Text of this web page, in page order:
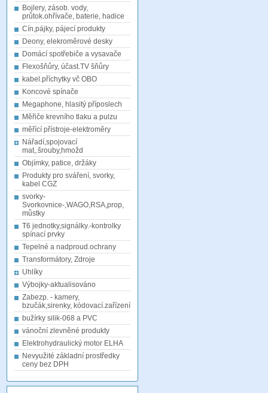
Bojlery, zásob. vody,
průtok.ohřívače, baterie, hadice
Cín,pájky, pájecí produkty
Deony, elekroměrové desky
Domácí spotřebiče a vysavače
Flexošňůry, účast.TV šňůry
kabel.příchytky vč OBO
Koncové spínače
Megaphone, hlasitý příposlech
Měřiče krevního tlaku a pulzu
měřící přístroje-elektroměry
Nářadí,spojovací
mat,.šrouby,hmožd
Objímky, patice, držáky
Produkty pro sváření, svorky,
kabel CGZ
svorky-
Svorkovnice-,WAGO,RSA,prop,
můstky
T6 jednotky,signálky.-kontrolky
spínací prvky
Tepelné a nadproud.ochrany
Transformátory, Zdroje
Uhlíky
Výbojky-aktualisováno
Zabezp. - kamery,
bzučák,sirenky, kódovací.zařízení
bužírky silik-068 a PVC
vánoční zlevněné produkty
Elektrohydraulický motor ELHA
Nevyužité základní prostředky
ceny bez DPH